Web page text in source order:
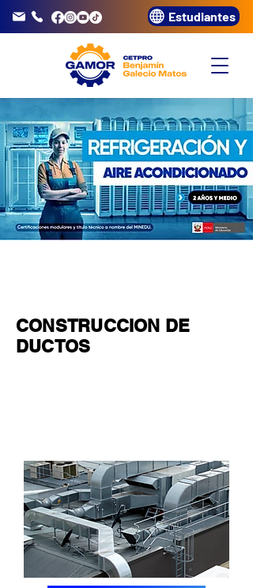
3320072 Estudiantes
CONSTRUCCION DE
DUCTOS